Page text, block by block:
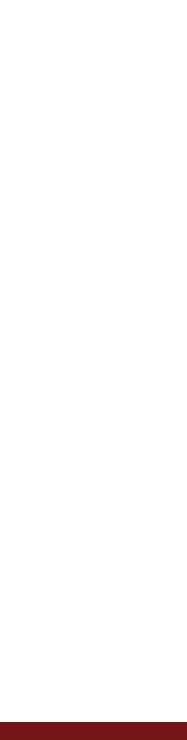
縁
マ
ーA